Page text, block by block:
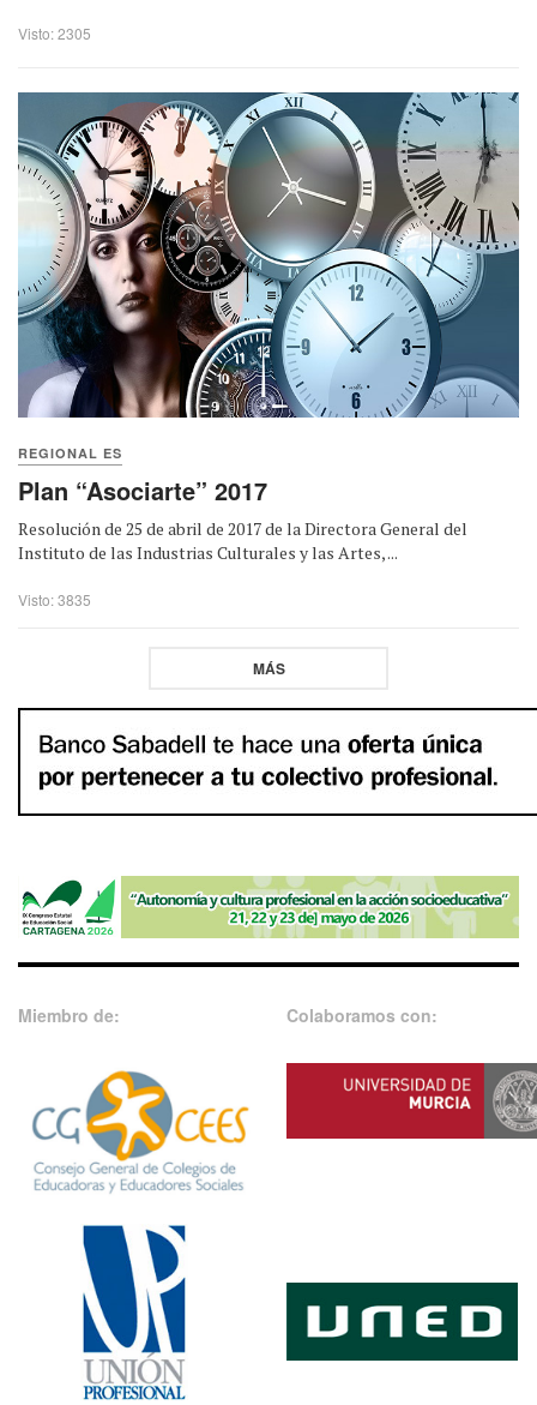
Visto: 2305
REGIONAL ES
Plan “Asociarte” 2017
Resolución de 25 de abril de 2017 de la Directora General del
Instituto de las Industrias Culturales y las Artes, ...
Visto: 3835
MÁS
Miembro de: Colaboramos con: